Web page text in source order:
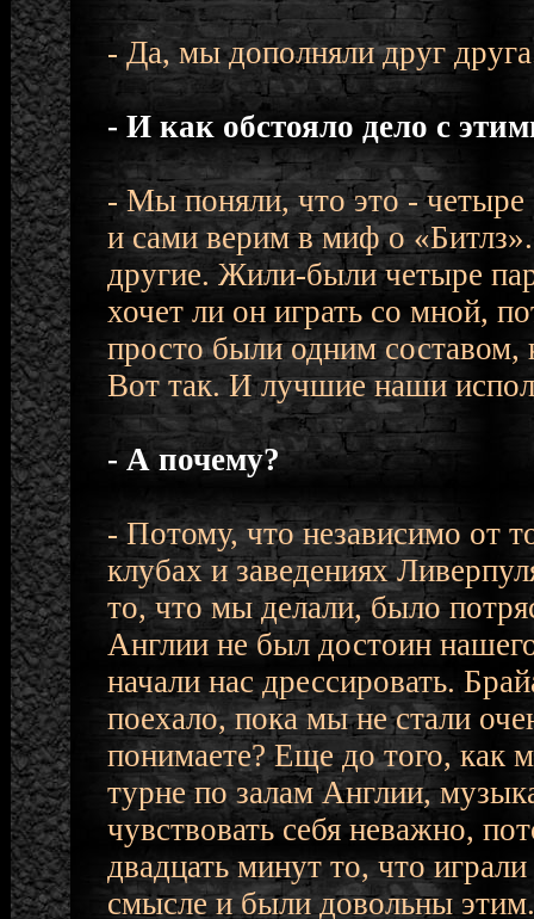
- Да, мы дополняли друг
- И как обстояло дело с
- Мы поняли, что это -
и сами верим в миф о
другие. Жили-были четыре
хочет ли он играть со мной,
просто были одним составом,
Вот так. И лучшие наши
- А почему?
- Потому, что независимо от
клубах и заведениях
то, что мы делали, было
Англии не был достоин
начали нас дрессировать.
поехало, пока мы не стали
понимаете? Еще до того, как
турне по залам Англии,
чувствовать себя неважно,
двадцать минут то, что
смысле и были довольны